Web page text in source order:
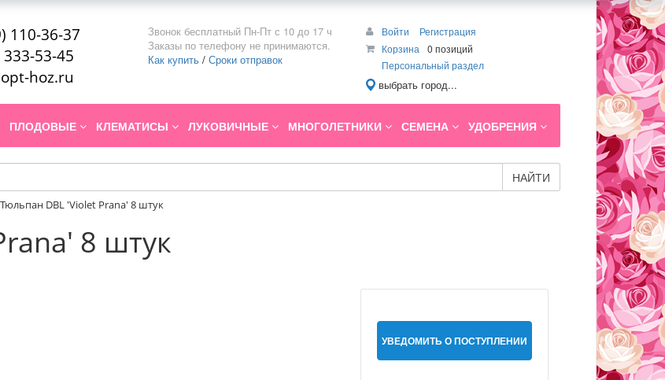
110-36-37
333-53-45
hoz.ru
Звонок бесплатный Пн-Пт с 10 до 17 ч
Заказы по телефону не принимаются.
Как купить / Сроки отправок
Войти
Регистрация
Корзина
0 позиций
Персональный раздел
выбрать город...
ПЛОДОВЫЕ КЛЕМАТИСЫ ЛУКОВИЧНЫЕ МНОГОЛЕТНИКИ СЕМЕНА УДОБРЕНИЯ
НАЙТИ
Тюльпан DBL 'Violet Prana' 8 штук
8 штук
УВЕДОМИТЬ О ПОСТУПЛЕНИИ